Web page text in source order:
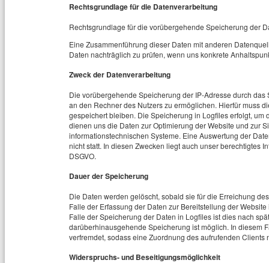
Rechtsgrundlage für die Datenverarbeitung
Rechtsgrundlage für die vorübergehende Speicherung der
Eine Zusammenführung dieser Daten mit anderen
Daten nachträglich zu prüfen, wenn uns konkrete
Zweck der Datenverarbeitung
Die vorübergehende Speicherung der IP-Adresse durch
an den Rechner des Nutzers zu ermöglichen. Hierfür muss
gespeichert bleiben. Die Speicherung in Logfiles erfolgt,
dienen uns die Daten zur Optimierung der Website und zur
informationstechnischen Systeme. Eine Auswertung der
nicht statt. In diesen Zwecken liegt auch unser berechtigtes
DSGVO.
Dauer der Speicherung
Die Daten werden gelöscht, sobald sie für die Erreichung
Falle der Erfassung der Daten zur Bereitstellung der
Falle der Speicherung der Daten in Logfiles ist dies nach
darüberhinausgehende Speicherung ist möglich. In diesem
verfremdet, sodass eine Zuordnung des aufrufenden Clients
Widerspruchs- und Beseitigungsmöglichkeit